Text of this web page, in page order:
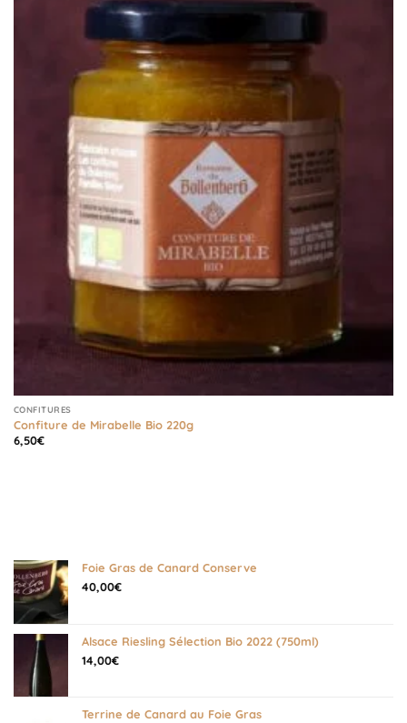
CONFITURES
Confiture de Mirabelle Bio 220g
6,50€
Foie Gras de Canard Conserve
40,00€
Alsace Riesling Sélection Bio 2022 (750ml)
14,00€
Terrine de Canard au Foie Gras